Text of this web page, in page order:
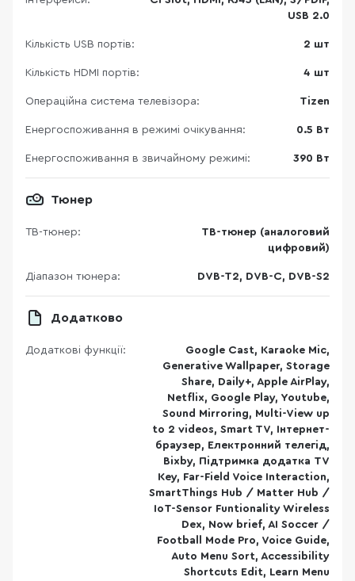
USB 2.0
Кількість USB портів: 2 шт
Кількість HDMI портів: 4 шт
Операційна система телевізора: Tizen
Енергоспоживання в режимі очікування: 0.5 Вт
Енергоспоживання в звичайному режимі: 390 Вт
Тюнер
ТВ-тюнер:
ТВ-тюнер (аналоговий
цифровий)
Діапазон тюнера: DVB-T2, DVB-C, DVB-S2
Додатково
Додаткові функції:
Google Cast, Karaoke Mic,
Generative Wallpaper, Storage
Share, Daily+, Apple AirPlay,
Netflix, Google Play, Youtube,
Sound Mirroring, Multi-View up
to 2 videos, Smart TV, Інтернет-
браузер, Електронний телегід,
Bixby, Підтримка додатка TV
Key, Far-Field Voice Interaction,
SmartThings Hub / Matter Hub /
IoT-Sensor Funtionality Wireless
Dex, Now brief, AI Soccer /
Football Mode Pro, Voice Guide,
Auto Menu Sort, Accessibility
Shortcuts Edit, Learn Menu